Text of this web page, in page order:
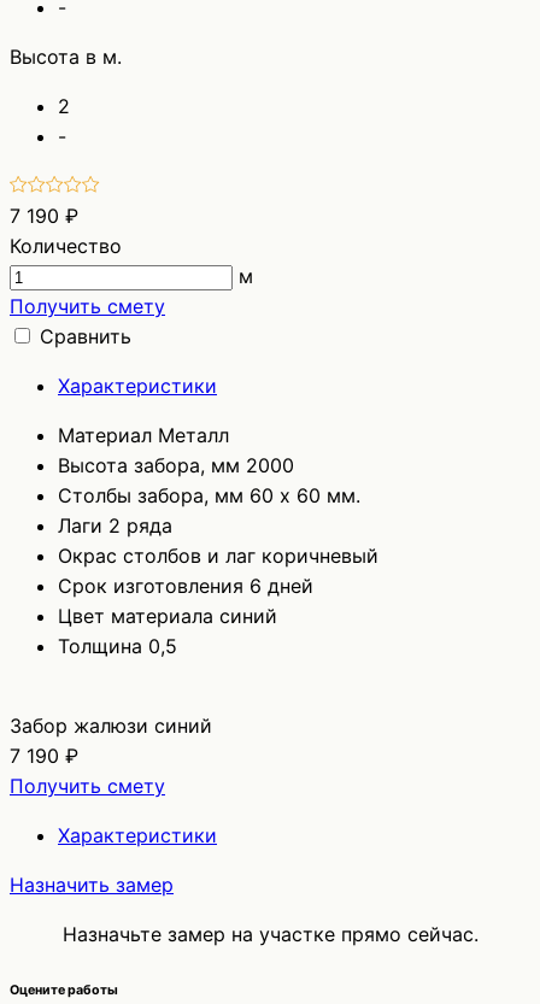
-
Высота в м.
2
-
7 190 ₽
Количество
м
Получить смету
Сравнить
Характеристики
Материал Металл
Высота забора, мм 2000
Столбы забора, мм 60 х 60 мм.
Лаги 2 ряда
Окрас столбов и лаг коричневый
Срок изготовления 6 дней
Цвет материала синий
Толщина 0,5
Забор жалюзи синий
7 190 ₽
Получить смету
Характеристики
Назначить замер
Назначьте замер на участке прямо сейчас.
Оцените работы